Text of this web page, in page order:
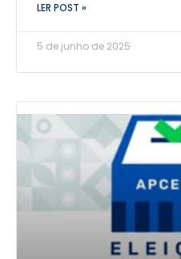
LER POST »
5 de junho de 2025